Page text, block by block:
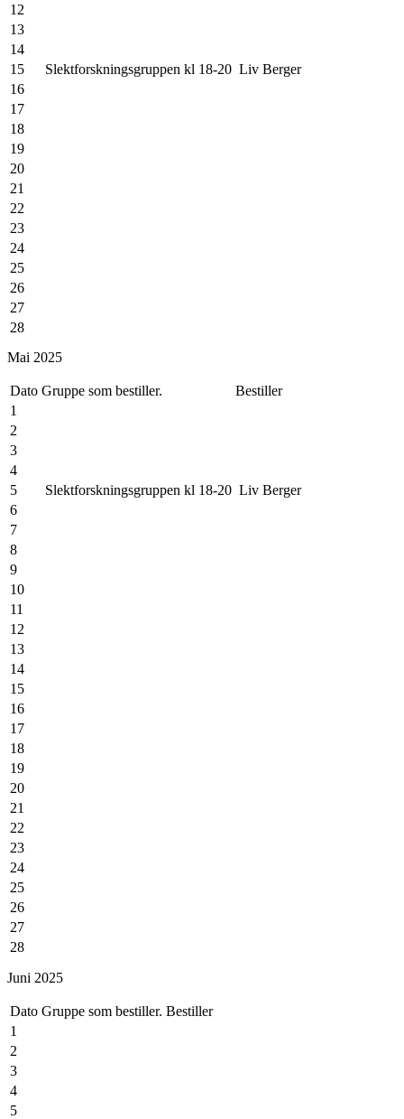
12
13
14
15
Slektforskningsgruppen kl 18-20 Liv Berger
16
17
18
19
20
21
22
23
24
25
26
27
28
30
Mai 2025
Dato Gruppe som bestiller.
Bestiller
1
2
3
4
5
Slektforskningsgruppen kl 18-20 Liv Berger
6
7
8
9
10
11
12
13
14
15
16
17
18
19
20
21
22
23
24
25
26
27
28
30
31
Juni 2025
Dato Gruppe som bestiller. Bestiller
1
2
3
4
5